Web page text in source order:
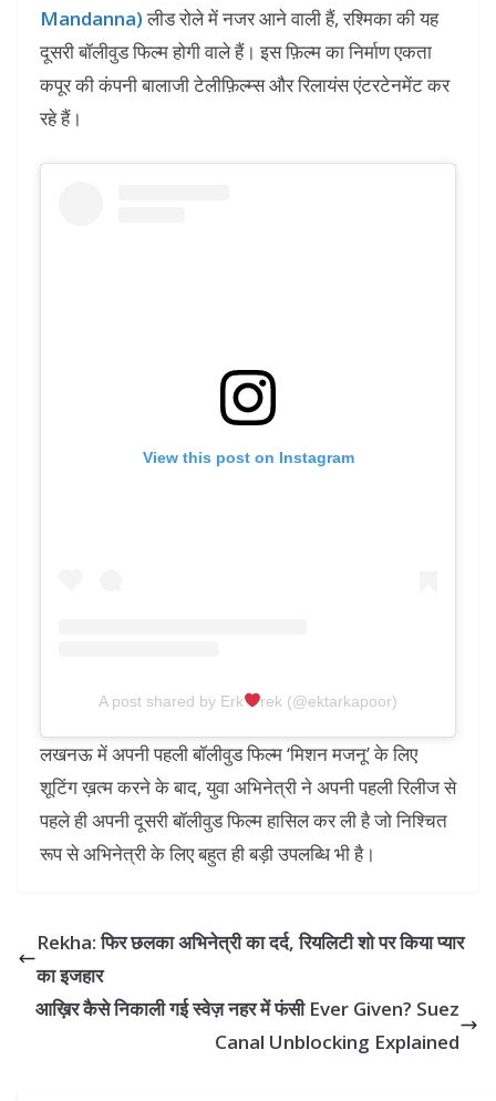
Mandanna)लीड रोले में नजर आने वाली हैं, रश्मिका की यह
दूसरी बॉलीवुड फिल्म होगी वाले हैं। इस फ़िल्म का निर्माण एकता
कपूर की कंपनी बालाजी टेलीफ़िल्म्स और रिलायंस एंटरटेनमेंट कर
रहे हैं।
View this post on Instagram
A post shared by Erk rek (@ektarkapoor)
लखनऊ में अपनी पहली बॉलीवुड फिल्म ‘मिशन मजनू’ के लिए
शूटिंग ख़त्म करने के बाद, युवा अभिनेत्री ने अपनी पहली रिलीज से
पहले ही अपनी दूसरी बॉलीवुड फिल्म हासिल कर ली है जो निश्चित
रूप से अभिनेत्री के लिए बहुत ही बड़ी उपलब्धि भी है।
Rekha: फिर छलका अभिनेत्री का दर्द, रियलिटी शो पर किया प्यार
का इजहार
आख़िर कैसे निकाली गई स्वेज़ नहर में फंसी Ever Given? Suez
Canal Unblocking Explained